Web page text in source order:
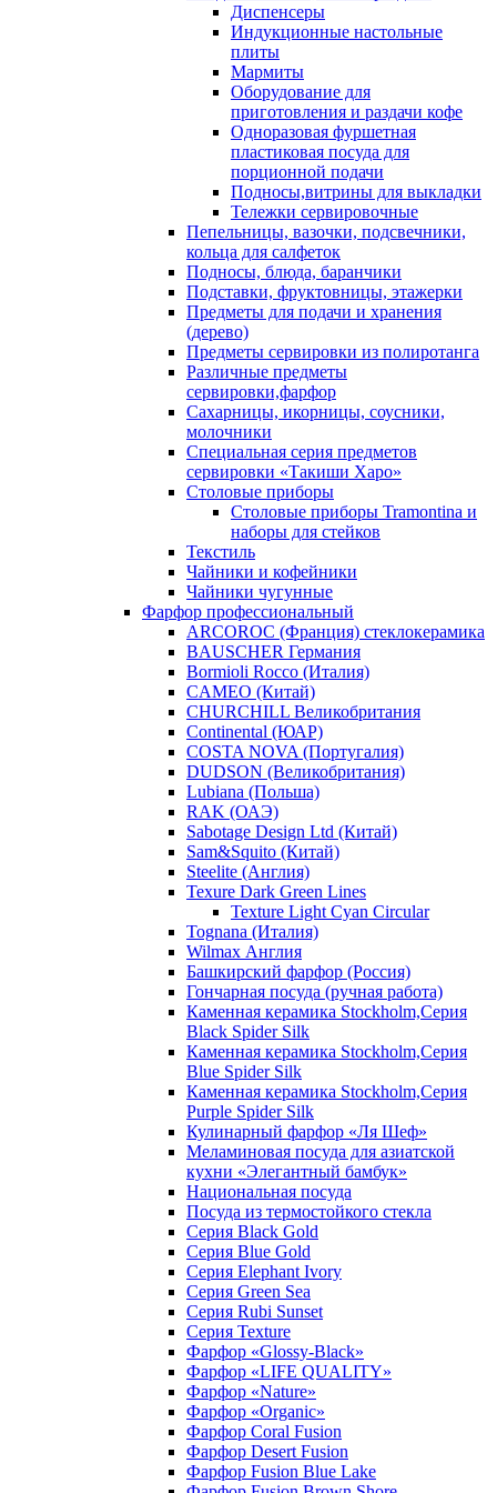
Диспенсеры
Индукционные настольные
плиты
Мармиты
Оборудование для
приготовления и раздачи кофе
Одноразовая фуршетная
пластиковая посуда для
порционной подачи
Подносы,витрины для выкладки
Тележки сервировочные
Пепельницы, вазочки, подсвечники,
кольца для салфеток
Подносы, блюда, баранчики
Подставки, фруктовницы, этажерки
Предметы для подачи и хранения
(дерево)
Предметы сервировки из полиротанга
Различные предметы
сервировки,фарфор
Сахарницы, икорницы, соусники,
молочники
Специальная серия предметов
сервировки «Такиши Харо»
Столовые приборы
Столовые приборы Trаmоntina и
наборы для стейков
Текстиль
Чайники и кофейники
Чайники чугунные
Фарфор профессиональный
ARCOROC (Франция) стеклокерамика
BAUSCHER Германия
Bormioli Rocco (Италия)
CAMEO (Китай)
CHURCHILL Великобритания
Continental (ЮАР)
COSTA NOVA (Португалия)
DUDSON (Великобритания)
Lubiana (Польша)
RAK (ОАЭ)
Sabotage Design Ltd (Китай)
Sam&Squito (Китай)
Steelite (Англия)
Texure Dark Green Lines
Texture Light Cyan Circular
Tognana (Италия)
Wilmax Англия
Башкирский фарфор (Россия)
Гончарная посуда (ручная работа)
Каменная керамика Stockholm,Серия
Black Spider Silk
Каменная керамика Stockholm,Серия
Blue Spider Silk
Каменная керамика Stockholm,Серия
Purple Spider Silk
Кулинарный фарфор «Ля Шеф»
Меламиновая посуда для азиатской
кухни «Элегантный бамбук»
Национальная посуда
Посуда из термостойкого стекла
Серия Black Gold
Серия Blue Gold
Серия Elephant Ivory
Серия Green Sea
Серия Rubi Sunset
Серия Texture
Фарфор «Glossy-Black»
Фарфор «LIFE QUALITY»
Фарфор «Nature»
Фарфор «Organic»
Фарфор Coral Fusion
Фарфор Desert Fusion
Фарфор Fusion Blue Lake